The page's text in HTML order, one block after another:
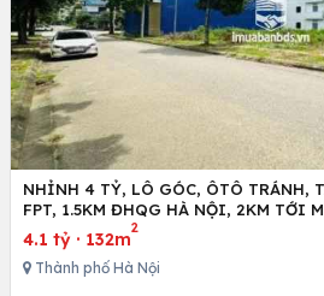
NHỈNH 4 TỶ, LÔ GÓC, ÔTÔ TRÁNH,
FPT, 1.5KM ĐHQG HÀ NỘI, 2KM TỚI
4.1 tỷ · 132m
2
Thành phố Hà Nội